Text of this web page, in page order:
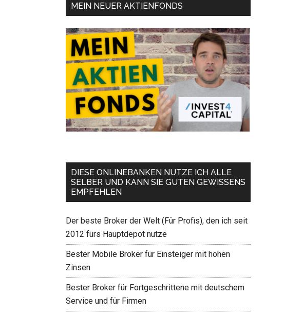
MEIN NEUER AKTIENFONDS
DIESE ONLINEBANKEN NUTZE ICH ALLE
SELBER UND KANN SIE GUTEN GEWISSENS
EMPFEHLEN
Der beste Broker der Welt (Für Profis), den ich seit
2012 fürs Hauptdepot nutze
Bester Mobile Broker für Einsteiger mit hohen
Zinsen
Bester Broker für Fortgeschrittene mit deutschem
Service und für Firmen